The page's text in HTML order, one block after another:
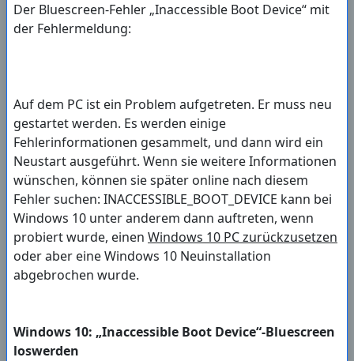
Der Bluescreen-Fehler „Inaccessible Boot Device“ mit
der Fehlermeldung:
Auf dem PC ist ein Problem aufgetreten. Er muss neu
gestartet werden. Es werden einige
Fehlerinformationen gesammelt, und dann wird ein
Neustart ausgeführt. Wenn sie weitere Informationen
wünschen, können sie später online nach diesem
Fehler suchen: INACCESSIBLE_BOOT_DEVICE kann bei
Windows 10 unter anderem dann auftreten, wenn
probiert wurde, einen Windows 10 PC zurückzusetzen
oder aber eine Windows 10 Neuinstallation
abgebrochen wurde.
Windows 10: „Inaccessible Boot Device“-Bluescreen
loswerden